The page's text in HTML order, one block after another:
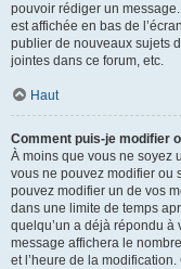
pouvoir rédiger un
est affichée en bas de
publier de nouveaux sujets
jointes dans ce forum, etc.
Haut
Comment puis-je modifier
À moins que vous ne soyez
vous ne pouvez modifier ou
pouvez modifier un de vos
dans une limite de temps
quelqu’un a déjà répondu à
message affichera le
et l’heure de la modification.